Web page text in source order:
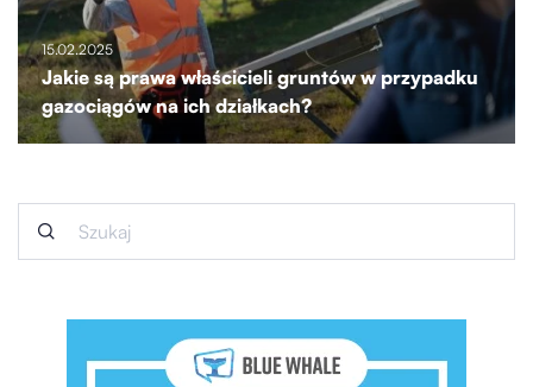
15.02.2025
Jakie są prawa właścicieli gruntów w przypadku
gazociągów na ich działkach?